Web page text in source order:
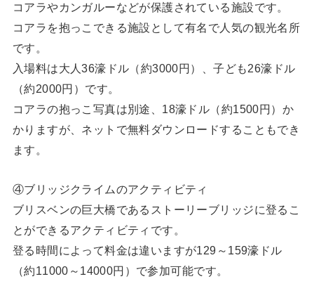
コアラやカンガルーなどが保護されている施設です。
コアラを抱っこできる施設として有名で人気の観光名所
です。
入場料は大人36濠ドル（約3000円）、子ども26濠ドル
（約2000円）です。
コアラの抱っこ写真は別途、18濠ドル（約1500円）か
かりますが、ネットで無料ダウンロードすることもでき
ます。
④ブリッジクライムのアクティビティ
ブリスベンの巨大橋であるストーリーブリッジに登るこ
とができるアクティビティです。
登る時間によって料金は違いますが129～159濠ドル
（約11000～14000円）で参加可能です。